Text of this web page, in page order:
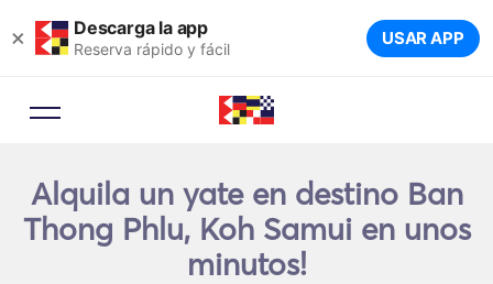
× Descarga la app
Reserva rápido y fácil USAR APP
Alquila un yate en destino Ban
Thong Phlu, Koh Samui en unos
minutos!